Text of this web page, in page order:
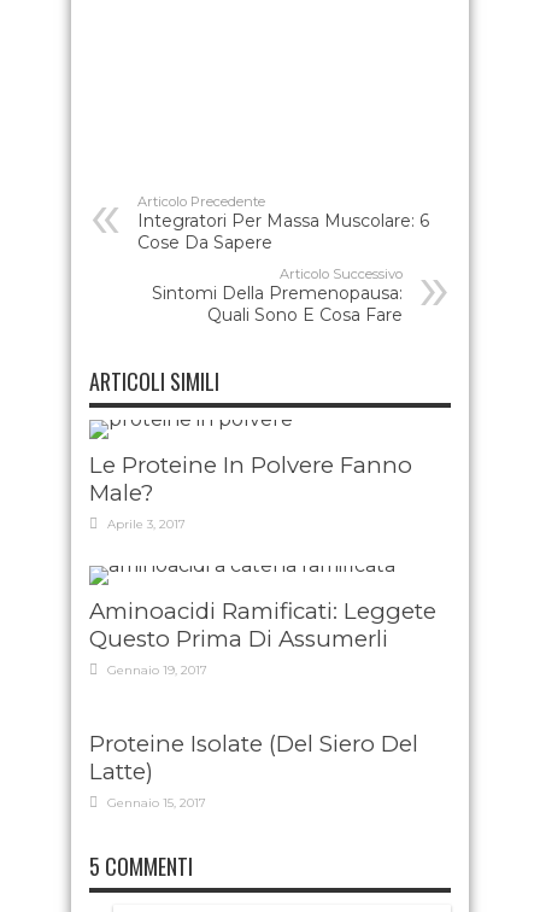
Articolo Precedente
Integratori Per Massa Muscolare: 6
Cose Da Sapere
Articolo Successivo
Sintomi Della Premenopausa:
Quali Sono E Cosa Fare
ARTICOLI SIMILI
Le Proteine In Polvere Fanno
Male?
Aprile 3, 2017
Aminoacidi Ramificati: Leggete
Questo Prima Di Assumerli
Gennaio 19, 2017
Proteine Isolate (Del Siero Del
Latte)
Gennaio 15, 2017
5 COMMENTI